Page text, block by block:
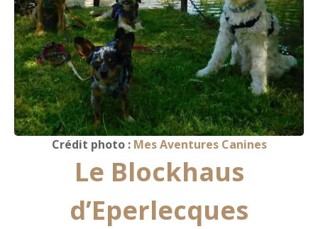
Crédit photo : Mes Aventures Canines
Le Blockhaus
d’Eperlecques